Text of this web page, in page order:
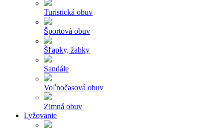
Turistická obuv
Športová obuv
Šľapky, žabky
Sandále
Voľnočasová obuv
Zimná obuv
Lyžovanie